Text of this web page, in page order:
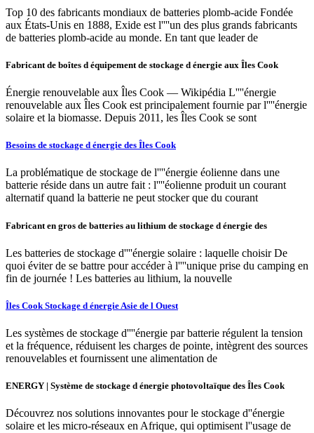
Top 10 des fabricants mondiaux de batteries plomb-acide Fondée
aux États-Unis en 1888, Exide est l''''un des plus grands fabricants
de batteries plomb-acide au monde. En tant que leader de
Fabricant de boîtes d équipement de stockage d énergie aux Îles Cook
Énergie renouvelable aux Îles Cook — Wikipédia L''''énergie
renouvelable aux Îles Cook est principalement fournie par l''''énergie
solaire et la biomasse. Depuis 2011, les Îles Cook se sont
Besoins de stockage d énergie des Îles Cook
La problématique de stockage de l''''énergie éolienne dans une
batterie réside dans un autre fait : l''''éolienne produit un courant
alternatif quand la batterie ne peut stocker que du courant
Fabricant en gros de batteries au lithium de stockage d énergie des
Les batteries de stockage d''''énergie solaire : laquelle choisir De
quoi éviter de se battre pour accéder à l''''unique prise du camping en
fin de journée ! Les batteries au lithium, la nouvelle
Îles Cook Stockage d énergie Asie de l Ouest
Les systèmes de stockage d''''énergie par batterie régulent la tension
et la fréquence, réduisent les charges de pointe, intègrent des sources
renouvelables et fournissent une alimentation de
ENERGY | Système de stockage d énergie photovoltaïque des Îles Cook
Découvrez nos solutions innovantes pour le stockage d''énergie
solaire et les micro-réseaux en Afrique, qui optimisent l''usage de